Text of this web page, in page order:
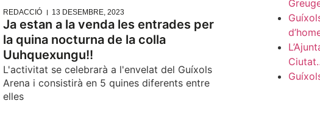
REDACCIÓ 13 DESEMBRE, 2023
Ja estan a la venda les entrades per
la quina nocturna de la colla
Uuhquexungu!!
L'activitat se celebrarà a l'envelat del Guíxols
Arena i consistirà en 5 quines diferents entre
elles